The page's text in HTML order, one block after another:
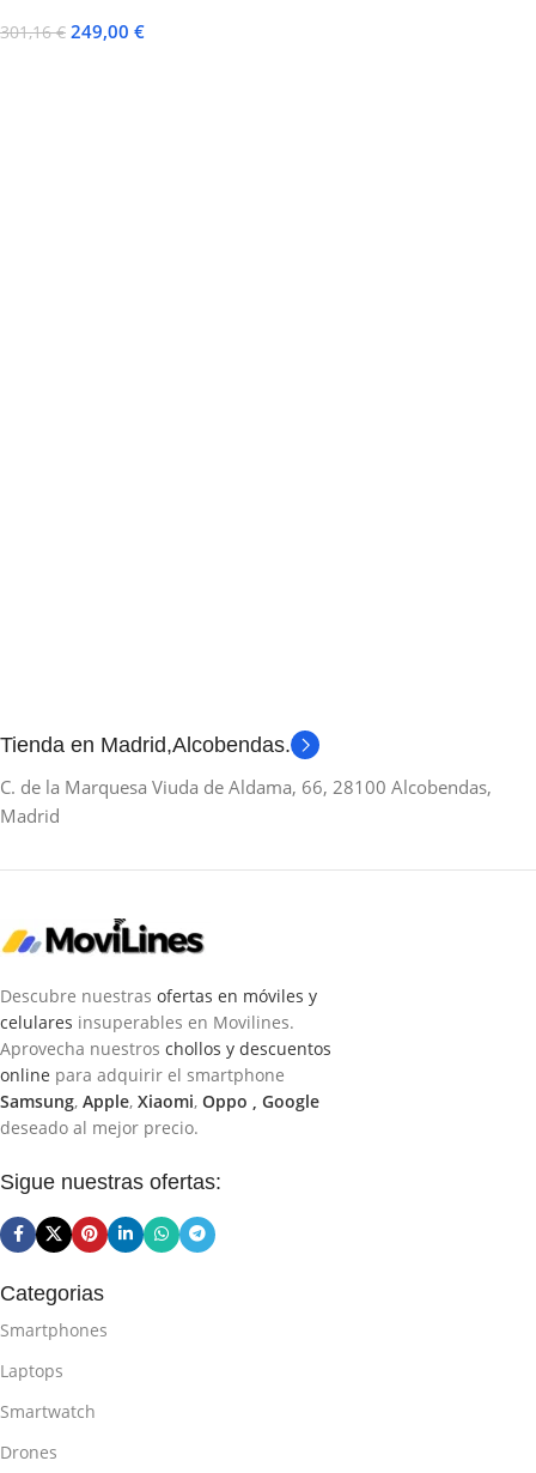
301,16€ 249,00 €
Tienda en Madrid,Alcobendas.
C. de la Marquesa Viuda de Aldama, 66, 28100 Alcobendas,
Madrid
Descubre nuestras ofertas en móviles y
celulares insuperables en Movilines.
Aprovecha nuestros chollos y descuentos
online para adquirir el smartphone
Samsung, Apple, Xiaomi, Oppo ,
Google
deseado al mejor precio.
Sigue nuestras ofertas:
Categorias
Smartphones
Laptops
Smartwatch
Drones